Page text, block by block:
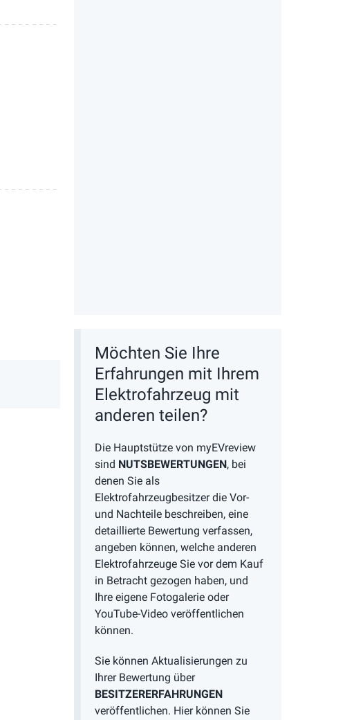
Möchten Sie Ihre
Erfahrungen mit Ihrem
Elektrofahrzeug mit
anderen teilen?
Die Hauptstütze von myEVreview
sind NUTSBEWERTUNGEN, bei
denen Sie als
Elektrofahrzeugbesitzer die Vor-
und Nachteile beschreiben, eine
detaillierte Bewertung verfassen,
angeben können, welche anderen
Elektrofahrzeuge Sie vor dem Kauf
in Betracht gezogen haben, und
Ihre eigene Fotogalerie oder
YouTube-Video veröffentlichen
können.
Sie können Aktualisierungen zu
Ihrer Bewertung über
BESITZERERFAHRUNGEN
veröffentlichen. Hier können Sie